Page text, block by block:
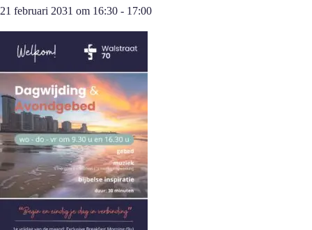
21 februari 2031 om 16:30 - 17:00